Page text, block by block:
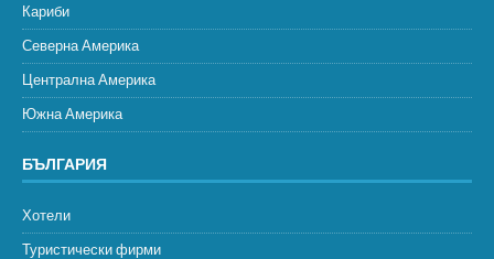
Кариби
Северна Америка
Централна Америка
Южна Америка
БЪЛГАРИЯ
Хотели
Туристически фирми